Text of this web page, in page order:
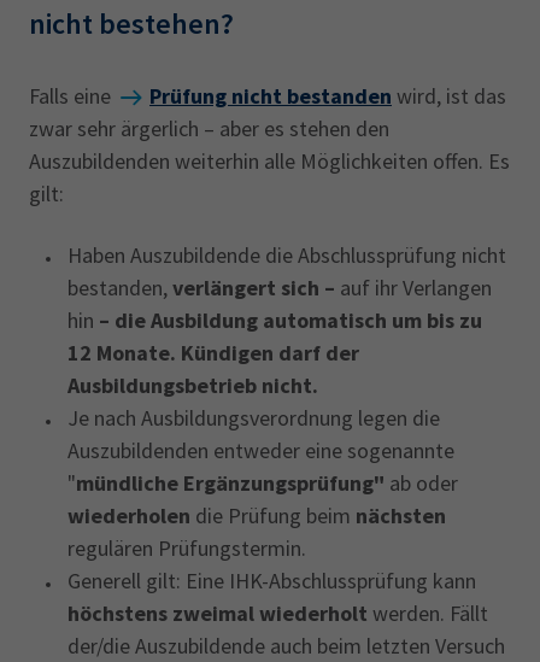
nicht bestehen?
Falls eine Prüfung nicht bestanden wird, ist das
zwar sehr ärgerlich – aber es stehen den
Auszubildenden weiterhin alle Möglichkeiten offen. Es
gilt:
Haben Auszubildende die Abschlussprüfung nicht
bestanden,verlängert sich – auf ihr Verlangen
hin – die Ausbildung automatisch um bis zu
12 Monate. Kündigen darf der
Ausbildungsbetrieb nicht.
Je nach Ausbildungsverordnung legen die
Auszubildenden entweder eine sogenannte
"mündliche Ergänzungsprüfung" ab oder
wiederholen die Prüfung beim nächsten
regulären Prüfungstermin.
Generell gilt: Eine IHK-Abschlussprüfung kann
höchstens zweimal wiederholt werden. Fällt
der/die Auszubildende auch beim letzten Versuch